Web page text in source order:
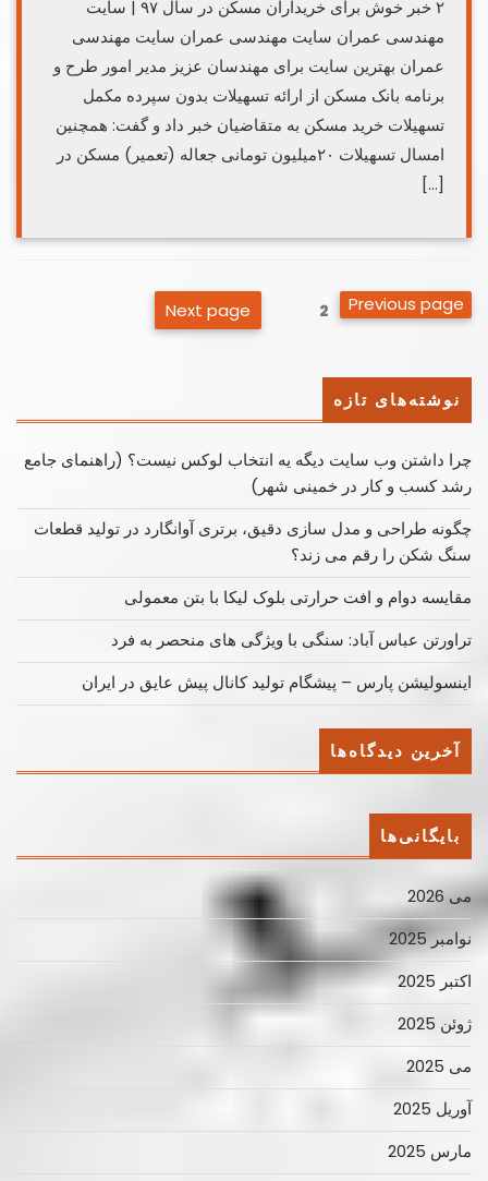
۲ خبر خوش برای خریداران مسکن در سال ۹۷ | سایت
مهندسی عمران سایت مهندسی عمران سایت مهندسی
عمران بهترین سایت برای مهندسان عزیز مدیر امور طرح و
برنامه بانک مسکن از ارائه تسهیلات بدون سپرده مکمل
تسهیلات خرید مسکن به متقاضیان خبر داد و گفت: همچنین
امسال تسهیلات ۲۰میلیون تومانی جعاله (تعمیر) مسکن در
[…]
صفحه‌بندی
Previous page
2
Next page
نوشته‌های تازه
چرا داشتن وب سایت دیگه یه انتخاب لوکس نیست؟ (راهنمای جامع
رشد کسب ‌و کار در خمینی ‌شهر)
چگونه طراحی و مدل سازی دقیق، برتری آوانگارد در تولید قطعات
سنگ شکن را رقم می زند؟
مقایسه دوام و افت حرارتی بلوک لیکا با بتن معمولی
تراورتن عباس آباد: سنگی با ویژگی های منحصر به فرد
اینسولیشن پارس – پیشگام تولید کانال پیش عایق در ایران
آخرین دیدگاه‌ها
بایگانی‌ها
می 2026
نوامبر 2025
اکتبر 2025
ژوئن 2025
می 2025
آوریل 2025
مارس 2025